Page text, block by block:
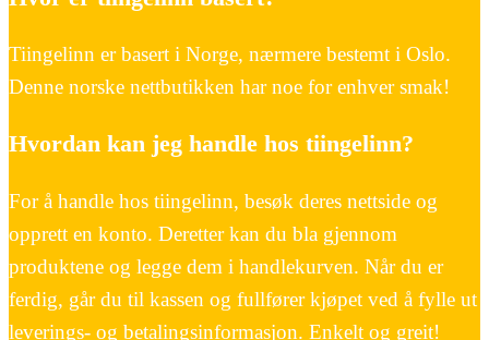
Tiingelinn er basert i Norge, nærmere bestemt i Oslo.
Denne norske nettbutikken har noe for enhver smak!
Hvordan kan jeg handle hos tiingelinn?
For å handle hos tiingelinn, besøk deres nettside og
opprett en konto. Deretter kan du bla gjennom
produktene og legge dem i handlekurven. Når du er
ferdig, går du til kassen og fullfører kjøpet ved å fylle ut
leverings- og betalingsinformasjon. Enkelt og greit!